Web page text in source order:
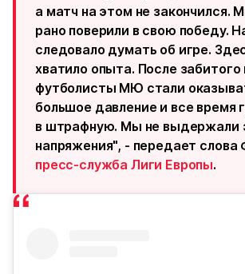
а матч на этом не закончился.
рано поверили в свою победу.
следовало думать об игре.
хватило опыта. После забитого
футболисты МЮ стали
большое давление и все время
в штрафную. Мы не выдержали
напряжения", - передает слова
пресс-служба Лиги Европы.